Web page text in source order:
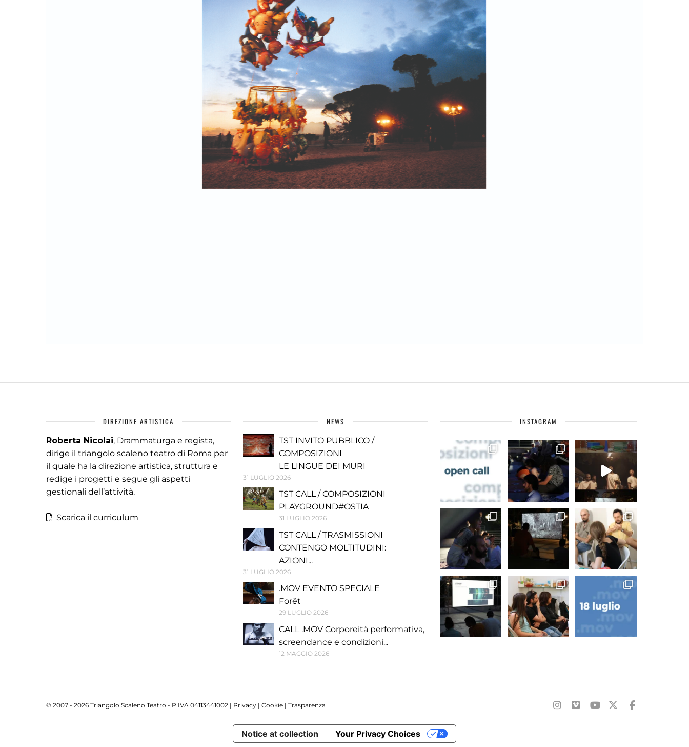
DIREZIONE ARTISTICA
Roberta Nicolai, Drammaturga e regista,
dirige il triangolo scaleno teatro di Roma per
il quale ha la direzione artistica, struttura e
redige i progetti e segue gli aspetti
gestionali dell’attività.
Scarica il curriculum
NEWS
TST INVITO PUBBLICO /
COMPOSIZIONI
LE LINGUE DEI MURI
31 LUGLIO 2026
TST CALL / COMPOSIZIONI
PLAYGROUND#OSTIA
31 LUGLIO 2026
TST CALL / TRASMISSIONI
CONTENGO MOLTITUDINI:
AZIONI...
31 LUGLIO 2026
.MOV EVENTO SPECIALE
Forêt
29 LUGLIO 2026
CALL .MOV Corporeità performativa,
screendance e condizioni...
12 MAGGIO 2026
INSTAGRAM
© 2007 - 2026 Triangolo Scaleno Teatro - P.IVA 04113441002 | Privacy | Cookie | Trasparenza
Notice at collection Your Privacy Choices